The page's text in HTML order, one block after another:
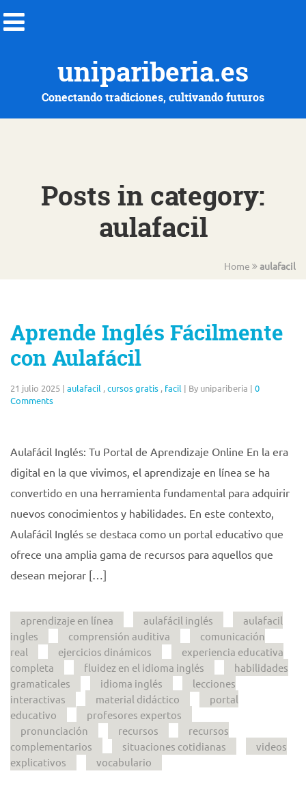
unipariberia.es
Conectando tradiciones, cultivando futuros
Posts in category:
aulafacil
Home aulafacil
Aprende Inglés Fácilmente
con Aulafácil
21 julio 2025 | aulafacil ,cursos gratis , facil | By unipariberia | 0
Comments
Aulafácil Inglés: Tu Portal de Aprendizaje Online En la era
digital en la que vivimos, el aprendizaje en línea se ha
convertido en una herramienta fundamental para adquirir
nuevos conocimientos y habilidades. En este contexto,
Aulafácil Inglés se destaca como un portal educativo que
ofrece una amplia gama de recursos para aquellos que
desean mejorar […]
aprendizaje en línea aulafácil inglés
aulafacil
ingles
comprensión auditiva
comunicación
real
ejercicios dinámicos
experiencia educativa
completa
fluidez en el idioma inglés
habilidades
gramaticales
idioma inglés
lecciones
interactivas
material didáctico
portal
educativo
profesores expertos
pronunciación
recursos
recursos
complementarios
situaciones cotidianas
videos
explicativos
vocabulario